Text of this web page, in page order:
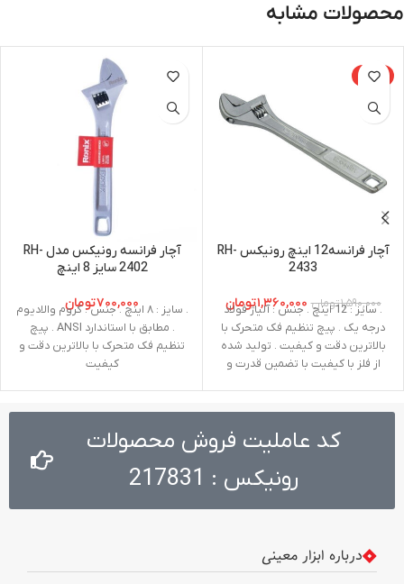
محصولات مشابه
-14%
آچار فرانسه12 اینچ رونیکس RH-
2433
۱,۵۹۰,۰۰۰تومان ۱,۳۶۰,۰۰۰تومان
. سایز : 12 اینچ . جنس : آلیاژ فولاد
درجه یک . پیچ تنظیم فک متحرک با
بالاترین دقت و کیفیت . تولید شده
از فلز با کیفیت با تضمین قدرت و
های طولانی مدت
آچار فرانسه رونیکس مدل RH-
2402 سایز 8 اینچ
۷۰۰,۰۰۰تومان
. سایز : ۸ اینچ . جنس : کروم والادیوم
. مطابق با استاندارد ANSI . پیچ
تنظیم فک متحرک با بالاترین دقت و
کیفیت
کد عاملیت فروش محصولات
رونیکس : 217831
درباره ابزار معینی